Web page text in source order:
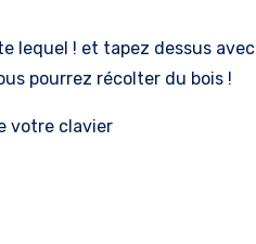
lequel ! et tapez dessus avec
pourrez récolter du bois !
votre clavier